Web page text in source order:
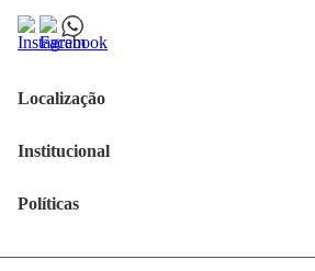
Localização
Centro, Ijui - RS
Institucional
Horários de atendimento
Políticas